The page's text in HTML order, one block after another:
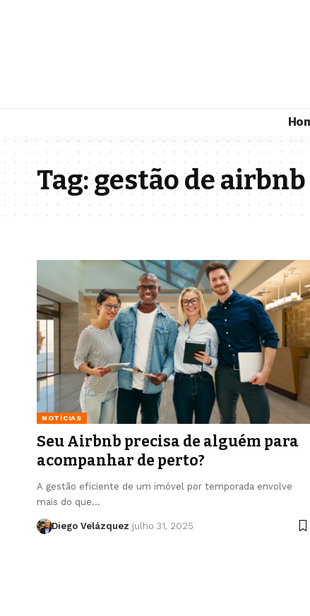
Tag:gestão de airbnb
NOTÍCIAS
Seu Airbnb precisa de alguém para
acompanhar de perto?
A gestão eficiente de um imóvel por temporada envolve
mais do que…
Diego Velázquez julho 31, 2025